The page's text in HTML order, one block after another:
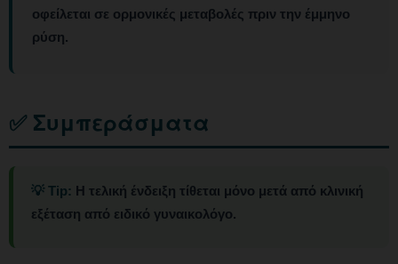
οφείλεται σε ορμονικές μεταβολές πριν την έμμηνο
ρύση.
✅ Συμπεράσματα
💡 Tip: Η τελική ένδειξη τίθεται μόνο μετά από κλινική
εξέταση από ειδικό γυναικολόγο.